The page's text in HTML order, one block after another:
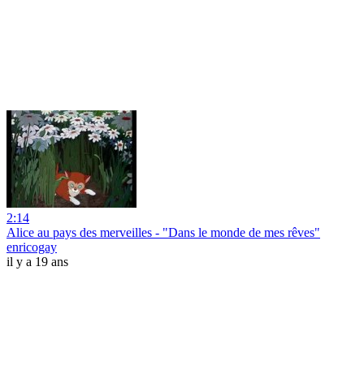
2:14
Alice au pays des merveilles - "Dans le monde de mes rêves"
enricogay
il y a 19 ans